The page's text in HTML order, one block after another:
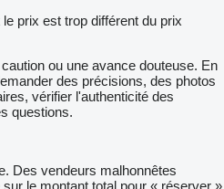
prix est trop différent du prix
ou une avance douteuse. En
des précisions, des photos
vérifier l'authenticité des
questions.
Des vendeurs malhonnêtes
le montant total pour « réserver »